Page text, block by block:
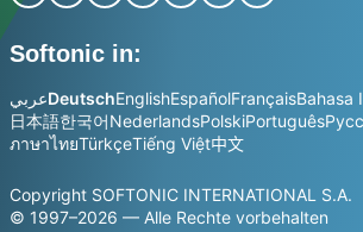
Softonic in:
عربيDeutschEnglishEspañolFrançaisBahasa
日本語한국어NederlandsPolskiPortuguês
ภาษาไทยTürkçeTiếng Việt中文
Copyright SOFTONIC INTERNATIONAL S.A.
© 1997–2026 — Alle Rechte vorbehalten